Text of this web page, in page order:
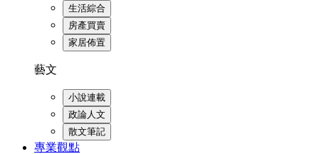
生活綜合
房產買賣
家居佈置
藝文
小說連載
政論人文
散文筆記
專業觀點